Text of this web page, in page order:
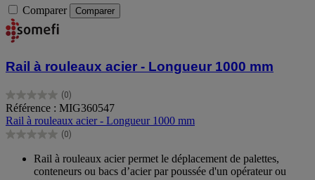
Comparer Comparer
Rail à rouleaux acier - Longueur 1000 mm
(0)
0.0
sur
5
étoiles.
Référence : MIG360547
Rail à rouleaux acier - Longueur 1000 mm
(0)
0.0
Rail à rouleaux acier permet le déplacement de palettes,
conteneurs ou bacs d’acier par poussée d'un opérateur ou